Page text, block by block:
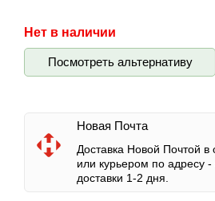
Нет в наличии
Посмотреть альтернативу
Новая Почта
Доставка Новой Почтой в
или курьером по адресу -
доставки 1-2 дня.